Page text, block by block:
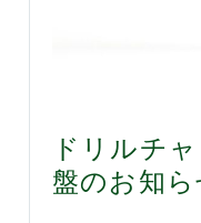
ドリルチ
盤のお知ら